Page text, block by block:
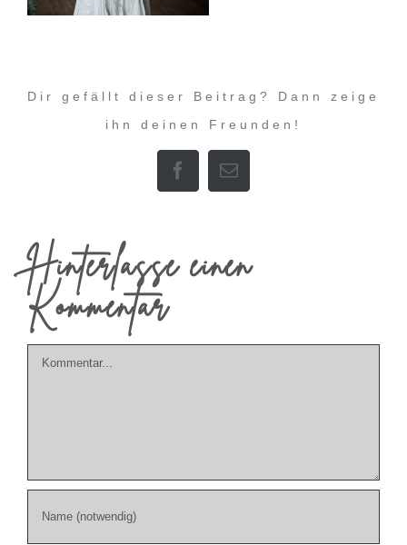
Dir gefällt dieser Beitrag? Dann zeige
ihn deinen Freunden!
Facebook
E-
Mail
Hinterlasse einen
Kommentar
Kommentar